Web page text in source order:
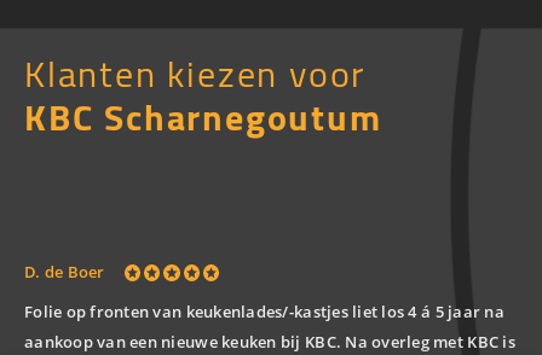
Klanten kiezen voor
KBC Scharnegoutum
D. de Boer
Folie op fronten van keukenlades/-kastjes liet los 4 á 5 jaar na
aankoop van een nieuwe keuken bij KBC. Na overleg met KBC is